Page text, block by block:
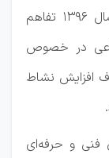
وی ادامه داد: ستاد کل نیرو‌های مسلح سال ۱۳۹۶ تفاهم
در خصوص
افزایش نشاط
فنی و حرفه‌ای